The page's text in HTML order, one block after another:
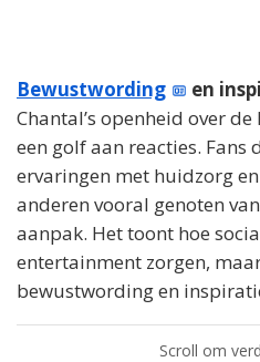
Bewustwording
en
Chantal’s openheid over
een golf aan reacties. Fans
ervaringen met huidzorg
anderen vooral genoten
aanpak. Het toont hoe
entertainment zorgen,
bewustwording en
Scroll om